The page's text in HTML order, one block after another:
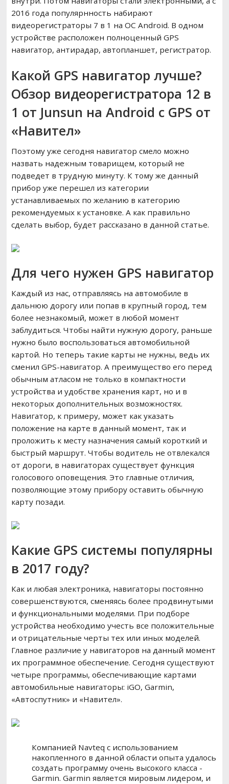
2016 года популярнность набирают
видеорегистраторы 7 в 1 на ОС Android. В одном
устройстве расположен полноценный GPS
навигатор, антирадар, автопланшет, регистратор.
Какой GPS навигатор лучше?
Обзор видеорегистратора 12 в
1 от Junsun на Android с GPS от
«Навител»
Поэтому уже сегодня навигатор смело можно
назвать надежным товарищем, который не
подведет в трудную минуту. К тому же данный
прибор уже перешел из категории
устанавливаемых по желанию в категорию
рекомендуемых к установке. А как правильно
сделать выбор, будет рассказано в данной статье.
Для чего нужен GPS навигатор
Каждый из нас, отправляясь на автомобиле в
дальнюю дорогу или попав в крупный город, тем
более незнакомый, может в любой момент
заблудиться. Чтобы найти нужную дорогу, раньше
нужно было воспользоваться автомобильной
картой. Но теперь такие карты не нужны, ведь их
сменил GPS-навигатор. А преимущество его перед
обычным атласом не только в компактности
устройства и удобстве хранения карт, но и в
некоторых дополнительных возможностях.
Навигатор, к примеру, может как указать
положение на карте в данный момент, так и
проложить к месту назначения самый короткий и
быстрый маршрут. Чтобы водитель не отвлекался
от дороги, в навигаторах существует функция
голосового оповещения. Это главные отличия,
позволяющие этому прибору оставить обычную
карту позади.
Какие GPS системы популярны
в 2017 году?
Как и любая электроника, навигаторы постоянно
совершенствуются, сменяясь более продвинутыми
и функциональными моделями. При подборе
устройства необходимо учесть все положительные
и отрицательные черты тех или иных моделей.
Главное различие у навигаторов на данный момент
их программное обеспечение. Сегодня существуют
четыре программы, обеспечивающие картами
автомобильные навигаторы: iGO, Garmin,
«Автоспутник» и «Навител».
Компанией Navteq с использованием
накопленного в данной области опыта удалось
создать программу очень высокого класса -
Garmin. Garmin является мировым лидером, и